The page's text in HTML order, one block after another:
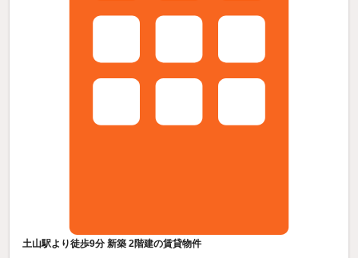
土山駅より徒歩9分 新築 2階建の賃貸物件